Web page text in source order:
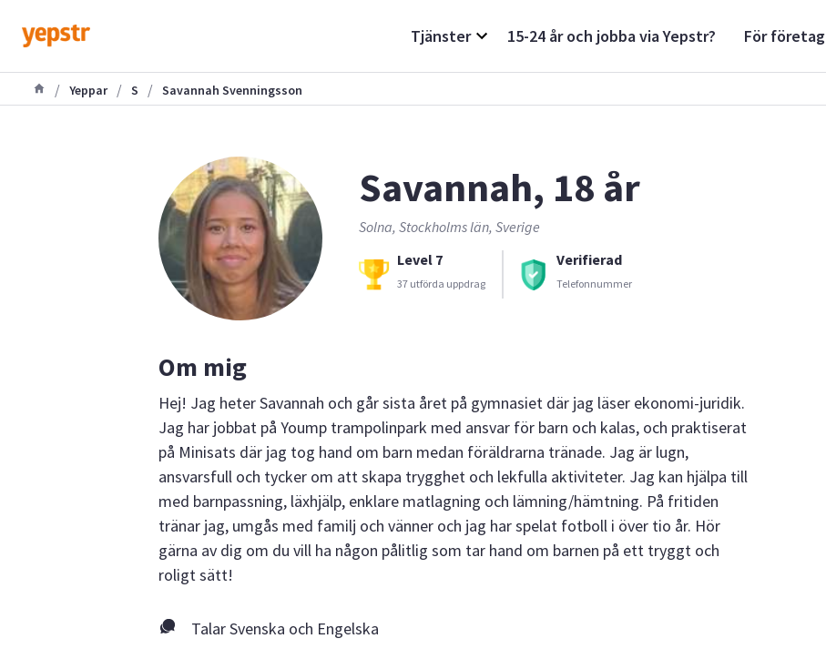
Tjänster 15-24 år och jobba via Yepstr? För företag
/ Yeppar / S / Savannah Svenningsson
Savannah, 18 år
Solna, Stockholms län, Sverige
Level 7
37 utförda uppdrag
Verifierad
Telefonnummer
Om mig
Hej! Jag heter Savannah och går sista året på gymnasiet där jag läser ekonomi-juridik.
Jag har jobbat på Yoump trampolinpark med ansvar för barn och kalas, och praktiserat
på Minisats där jag tog hand om barn medan föräldrarna tränade. Jag är lugn,
ansvarsfull och tycker om att skapa trygghet och lekfulla aktiviteter. Jag kan hjälpa till
med barnpassning, läxhjälp, enklare matlagning och lämning/hämtning. På fritiden
tränar jag, umgås med familj och vänner och jag har spelat fotboll i över tio år. Hör
gärna av dig om du vill ha någon pålitlig som tar hand om barnen på ett tryggt och
roligt sätt!
Talar Svenska och Engelska